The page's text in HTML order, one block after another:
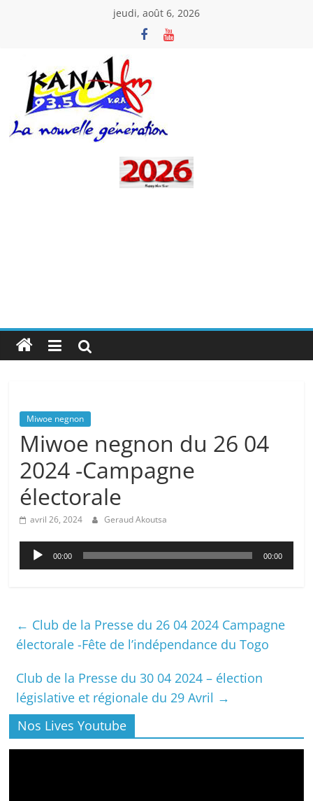
jeudi, août 6, 2026
Kanal
Miwoe negnon
Miwoe negnon du 26 04
2024 -Campagne
électorale
avril 26, 2024 Geraud Akoutsa
Lecteur
audio
00:00 00:00
← Club de la Presse du 26 04 2024 Campagne
électorale -Fête de l’indépendance du Togo
Club de la Presse du 30 04 2024 – élection
législative et régionale du 29 Avril →
Nos Lives Youtube